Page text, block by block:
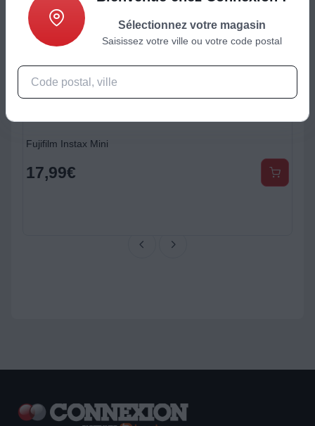
Fujifilm Instax Mini
17,99€
Sélectionnez votre magasin
Saisissez votre ville ou votre code postal